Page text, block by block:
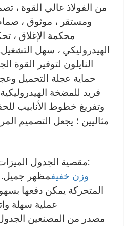
من الفولاذ عالي القوة ،
ومستقر ، موثوق ،
محكمة الإغلاق ،
الهيدروليكي ، سهل
النايلون لتوفير القوة
حماية عجلة التحميل
فريد للمضخة
وتفريغ خطوط الأنابيب
مثاليين ؛ يجعل التصميم
100kg 200kg 300kg مقصية الجدول الميزات:
وزن خفيفمظهر جميل.
المتحركة يمكن دفعها
2. عملية سهلة